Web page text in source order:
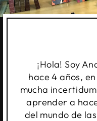
¡Hola! Soy
hace 4 años,
mucha
aprender a
del mundo de